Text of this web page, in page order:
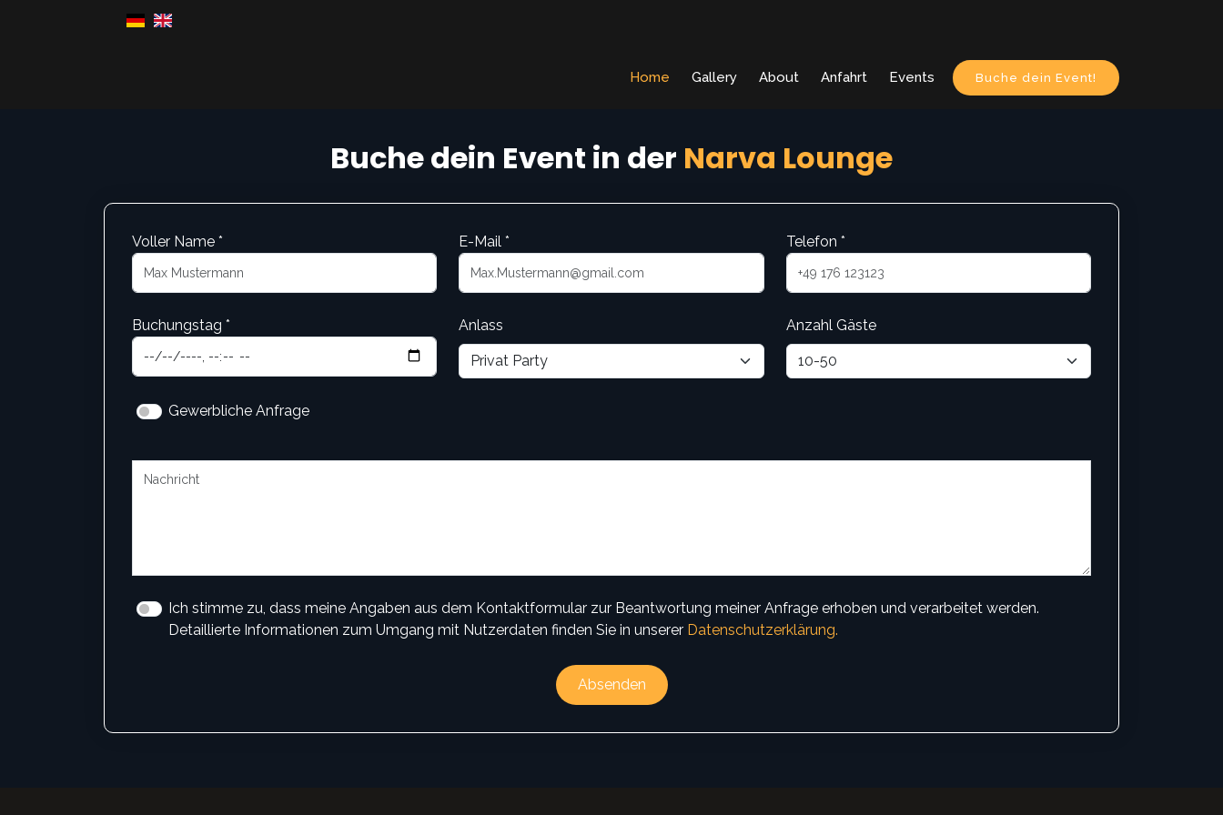
Home Gallery About Anfahrt Events Buche dein Event!
Buche dein Event in der Narva Lounge
Voller Name * E-Mail * Telefon *
Buchungstag * Anlass Anzahl Gäste
Gewerbliche Anfrage
Ich stimme zu, dass meine Angaben aus dem Kontaktformular zur Beantwortung meiner Anfrage erhoben und verarbeitet werden.
Detaillierte Informationen zum Umgang mit Nutzerdaten finden Sie in unserer Datenschutzerklärung.
Absenden